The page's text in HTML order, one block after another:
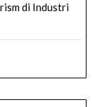
di Industri